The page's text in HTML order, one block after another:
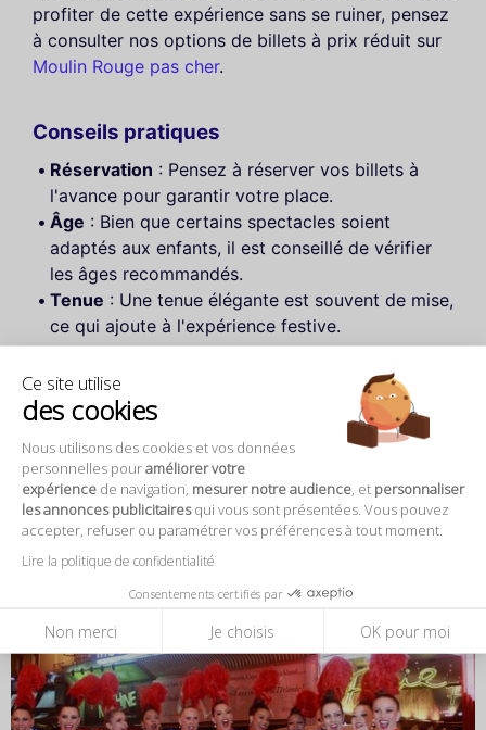
Ce site utilise
des cookies
Nous utilisons des cookies et vos données
personnelles pouraméliorer votre
expérience de navigation, mesurer notre audience , et personnaliser
les annonces publicitairesqui vous sont présentées. Vous pouvez
accepter, refuser ou paramétrer vos préférences à tout moment.
Lire la politique de confidentialité
Consentements certifiés par
Non merci Je choisis OK pour moi
profiter de cette expérience sans se ruiner, pensez
à consulter nos options de billets à prix réduit sur
Moulin Rouge pas cher.
Conseils pratiques
Réservation : Pensez à réserver vos billets à
l'avance pour garantir votre place.
Âge : Bien que certains spectacles soient
adaptés aux enfants, il est conseillé de vérifier
les âges recommandés.
Tenue : Une tenue élégante est souvent de mise,
ce qui ajoute à l'expérience festive.
Venez vivre une soirée inoubliable au cœur du
cabaret burlesque parisien !